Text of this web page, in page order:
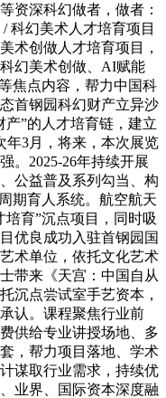
资深科幻做者，做者：
科幻美术人才培育项目
术创做人才培育项目，
幻美术创做、AI赋能
焦点内容，帮力中国科
首钢园科幻财产立异沙
”的人才培育链，建立
年3月，将来，本次展览
。2025-26年持续开展
公益普及系列勾当、构
期育人系统。航空航天
育”沉点项目，同时吸
优良成功入驻首钢园国
术单位，依托文化艺术
带来《天宫：中国自从
沉点尝试室手艺资本，
认。课程聚焦行业前
供给专业讲授场地、多
，帮力项目落地、学术
谋取行业需求，持续优
业界、国际资本深度融